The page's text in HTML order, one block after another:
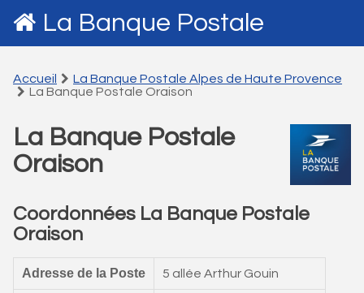
La Banque Postale
Accueil
La Banque Postale Alpes de Haute Provence
La Banque Postale Oraison
La Banque Postale
Oraison
Coordonnées La Banque Postale
Oraison
Adresse de la Poste 5 allée Arthur Gouin